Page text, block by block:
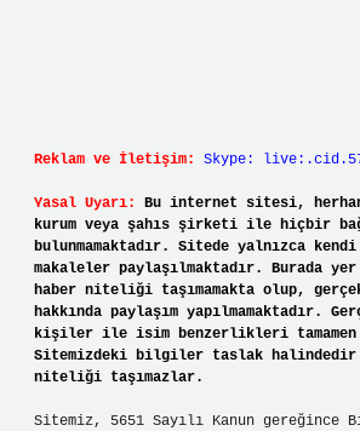
Reklam ve İletişim: Skype:
Yasal Uyarı:
Bu internet sitesi,
kurum veya şahıs şirketi ile hiçbir
bulunmamaktadır. Sitede yalnızca kendi
makaleler paylaşılmaktadır. Burada
haber niteliği taşımamakta olup,
hakkında paylaşım yapılmamaktadır.
kişiler ile isim benzerlikleri
Sitemizdeki bilgiler taslak halindedir
niteliği taşımazlar.
Sitemiz, 5651 Sayılı Kanun